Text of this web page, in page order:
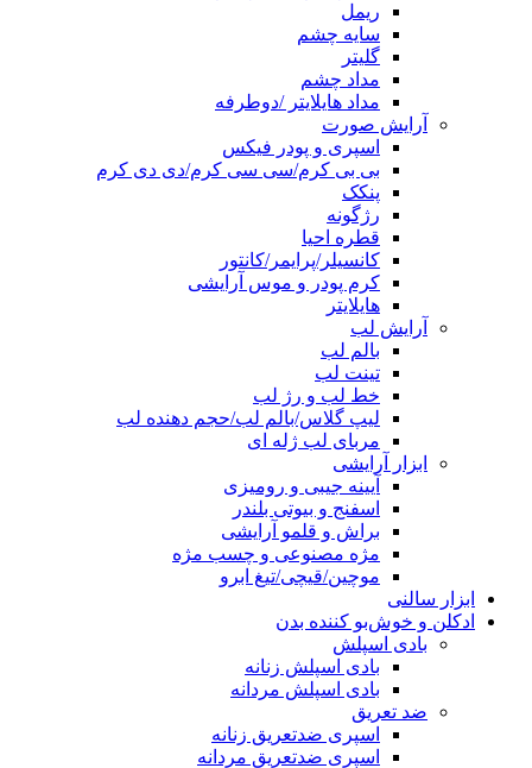
ریمل
سایه چشم
گلیتر
مداد چشم
مداد هایلایتر /دوطرفه
آرایش صورت
اسپری و پودر فیکس
بی بی کرم/سی سی کرم/دی دی کرم
پنکک
رژگونه
قطره احیا
کانسیلر/پرایمر/کانتور
کرم پودر و موس آرایشی
هایلایتر
آرایش لب
بالم لب
تینت لب
خط لب و رژ لب
لیپ گلاس/بالم لب/حجم دهنده لب
مربای لب ژله ای
ابزار آرایشی
آیینه جیبی و رومیزی
اسفنج و بیوتی بلندر
براش و قلمو آرایشی
مژه مصنوعی و چسب مژه
موچین/قیچی/تیغ ابرو
ابزار سالنی
ادکلن و خوش‌بو کننده بدن
بادی اسپلش
بادی اسپلش زنانه
بادی اسپلش مردانه
ضد تعریق
اسپری ضدتعریق زنانه
اسپری ضدتعریق مردانه